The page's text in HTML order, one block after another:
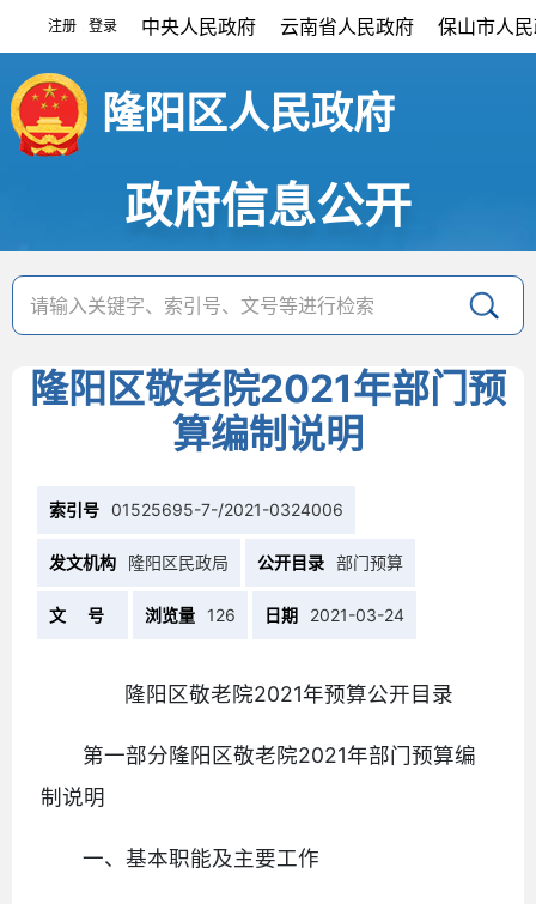
注册 登录 中央人民政府 云南省人民政府 保山市人
隆阳区人民政府
政府信息公开
隆阳区敬老院2021年部门预
算编制说明
索引号 01525695-7-/2021-0324006
发文机构 隆阳区民政局 公开目录 部门预算
文 号 浏览量 126 日期 2021-03-24
隆阳区敬老院2021年预算公开目录
第一部分隆阳区敬老院2021年部门预算编
制说明
一、基本职能及主要工作